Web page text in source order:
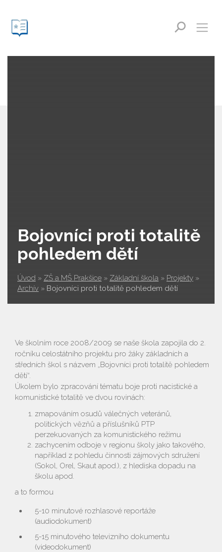
Bojovníci proti totalitě
pohledem dětí
Úvod » ZŠ a MŠ Prakšice » Základní škola » Projekty »
Archív » Bojovníci proti totalitě pohledem dětí
Ve školním roce 2008/2009 se naše škola zapojila do 2.
ročníku celostátního projektu pro žáky základních a
středních škol s názvem „Bojovníci proti totalitě pohledem
dětí“.
Úkolem bylo zpracování tématu boje proti nacistické a
komunistické totalitě ve dvou rovinách:
zmapováním osudů válečných veteránů,
politických vězňů a příslušníků PTP
perzekuovaných za komunistického režimu
zachycením odboje v regionu školy jako takového,
například z pohledu činnosti zájmových sdružení
(Sokol, Orel, Skaut apod.), z hlediska dopadu na
školu apod.
a to formou
5-10 minutové rozhlasové reportáže
(audiodokument)
5-15 minutového televizního dokumentu
(videodokument)